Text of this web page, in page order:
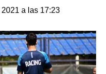
a las 17:23